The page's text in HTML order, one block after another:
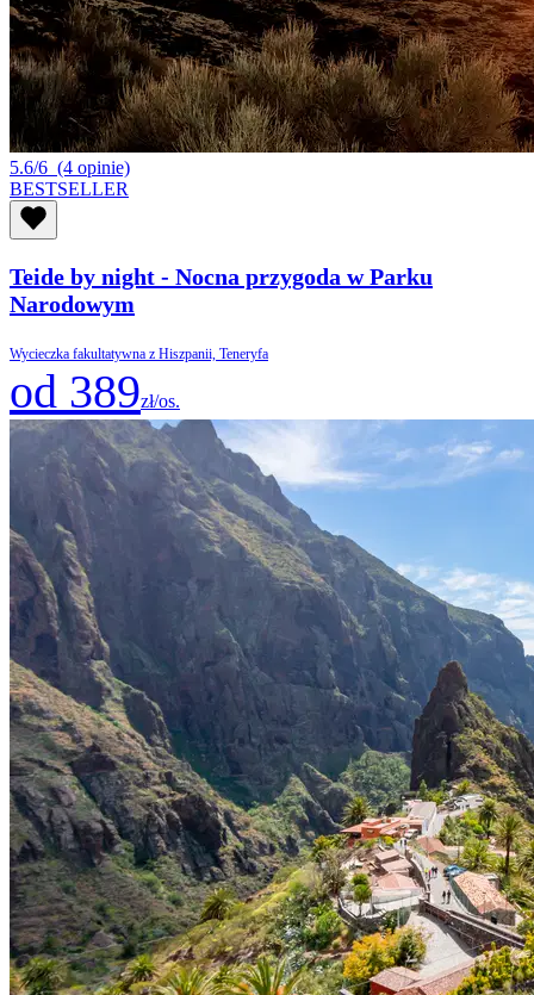
5.6/6 (4 opinie)
BESTSELLER
Teide by night - Nocna przygoda w Parku
Narodowym
Wycieczka fakultatywna z Hiszpanii, Teneryfa
od 389zł/os.